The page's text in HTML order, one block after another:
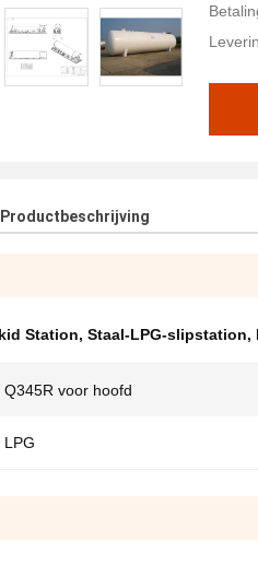
Productbeschrijving
Station, Staal-LPG-slipstation,
Q345R voor hoofd
LPG